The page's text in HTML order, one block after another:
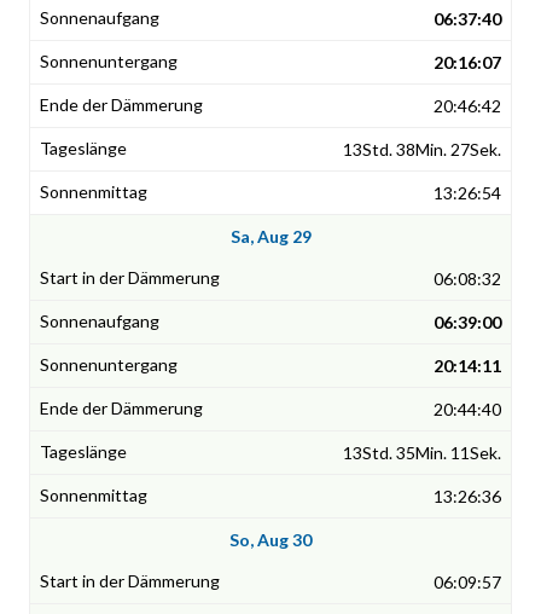
06:37:40
20:16:07
20:46:42
13Std. 38Min. 27Sek.
13:26:54
Sa, Aug 29
06:08:32
06:39:00
20:14:11
20:44:40
13Std. 35Min. 11Sek.
13:26:36
So, Aug 30
06:09:57